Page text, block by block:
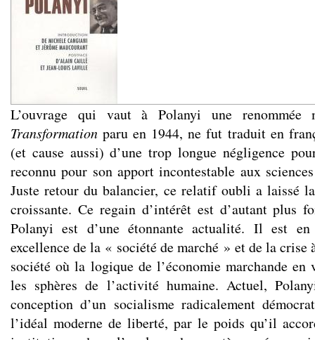
L’ouvrage qui vaut à Polanyi une renommée
Transformation paru en 1944, ne fut traduit en
(et cause aussi) d’une trop longue négligence
reconnu pour son apport incontestable aux
Juste retour du balancier, ce relatif oubli a laissé
croissante. Ce regain d’intérêt est d’autant plus
Polanyi est d’une étonnante actualité. Il est
excellence de la « société de marché » et de la crise
société où la logique de l’économie marchande
les sphères de l’activité humaine. Actuel,
conception d’un socialisme radicalement
l’idéal moderne de liberté, par le poids qu’il